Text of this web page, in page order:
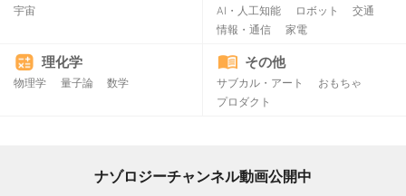
宇宙 AI・人工知能 ロボット
交通
情報・通信
家電
理化学
物理学 量子論 数学
その他
サブカル・アート
おもちゃ
プロダクト
ナゾロジーチャンネル動画公開中